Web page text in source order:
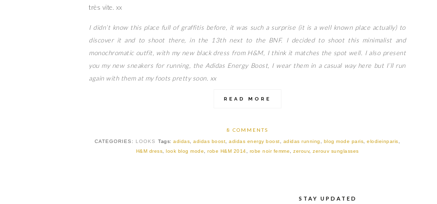
très vite. xx
I didn’t know this place full of graffitis before, it was such a surprise (it is a well known place actually) to
discover it and to shoot there, in the 13th next to the BNF. I decided to shoot this minimalist and
monochromatic outfit, with my new black dress from H&M, I think it matches the spot well. I also present
you my new sneakers for running, the Adidas Energy Boost, I wear them in a casual way here but I’ll run
again with them at my foots pretty soon. xx
READ MORE
8 COMMENTS
CATEGORIES: LOOKS Tags: adidas, adidas boost, adidas energy boost, adidas running , blog mode paris, elodieinparis,
H&M dress, look blog mode, robe H&M 2014, robe noir femme, zerouv, zerouv sunglasses
STAY UPDATED